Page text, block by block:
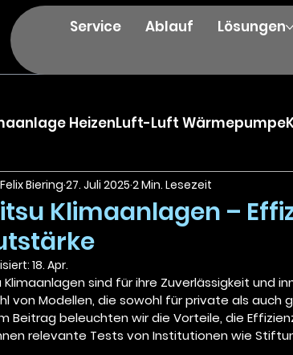
Service Ablauf Lösungen
HeizenLuft-Luft Wärmepumpe
Klimaanlagen –
Felix Biering27. Juli 20252 Min. Lesezeit
18. Apr.
Klimaanlagen sind für ihre Zuverlässigkeit und
von Modellen, die sowohl für private als auch
Beitrag beleuchten wir die Vorteile, die
relevante Tests von Institutionen wie